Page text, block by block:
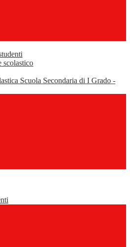
scolastico
Scuola Secondaria di I Grado -